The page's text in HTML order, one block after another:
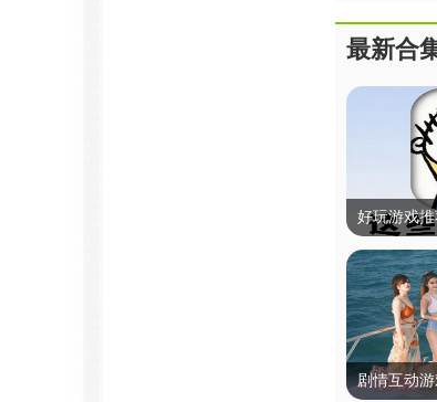
最新合
好玩游戏
什么游戏
就帮大家
冒险类，
证就能玩
剧情互动